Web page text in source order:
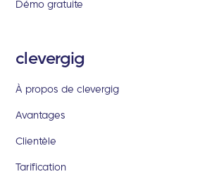
Démo gratuite
clevergig
À propos de clevergig
Avantages
Clientèle
Tarification